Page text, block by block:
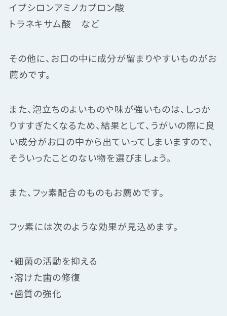
イプシロンアミノカプロン酸
トラネキサム酸 など
その他に、お口の中に成分が留まりやすいものがお
薦めです。
また、泡立ちのよいものや味が強いものは、しっか
りすすぎたくなるため、結果として、うがいの際に良
い成分がお口の中から出ていってしまいますので、
そういったことのない物を選びましょう。
また、フッ素配合のものもお薦めです。
フッ素には次のような効果が見込めます。
・細菌の活動を抑える
・溶けた歯の修復
・歯質の強化